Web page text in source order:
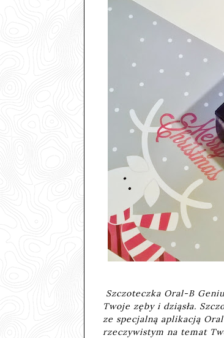
Szczoteczka Oral-B
Twoje zęby i dziąsła.
ze specjalną aplikacją
rzeczywistym na temat